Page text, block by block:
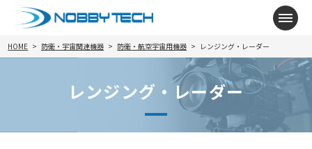
メニ
HOME 防衛・宇宙関連機器 防衛・航空宇宙用機器 レンジング・レーダー
レンジング・レーダー